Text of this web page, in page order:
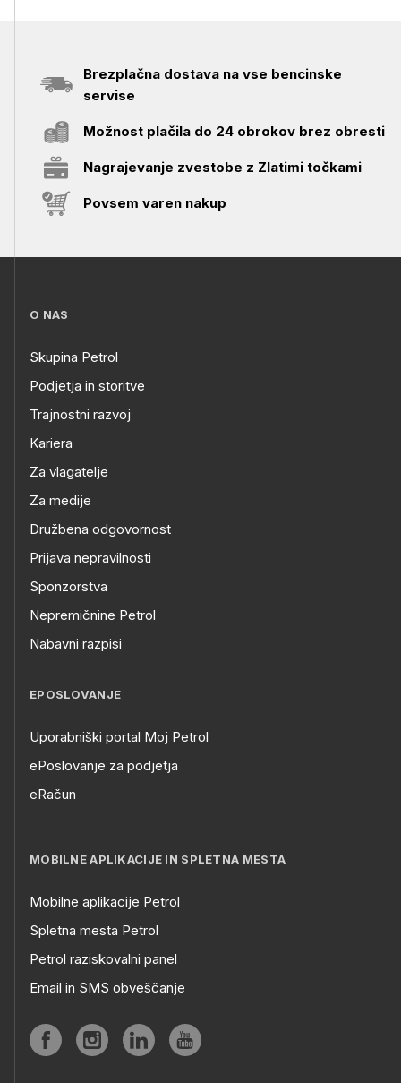
Brezplačna dostava na vse bencinske
servise
Možnost plačila do 24 obrokov brez obresti
Nagrajevanje zvestobe z Zlatimi točkami
Povsem varen nakup
O NAS
Skupina Petrol
Podjetja in storitve
Trajnostni razvoj
Kariera
Za vlagatelje
Za medije
Družbena odgovornost
Prijava nepravilnosti
Sponzorstva
Nepremičnine Petrol
Nabavni razpisi
EPOSLOVANJE
Uporabniški portal Moj Petrol
ePoslovanje za podjetja
eRačun
MOBILNE APLIKACIJE IN SPLETNA MESTA
Mobilne aplikacije Petrol
Spletna mesta Petrol
Petrol raziskovalni panel
Email in SMS obveščanje